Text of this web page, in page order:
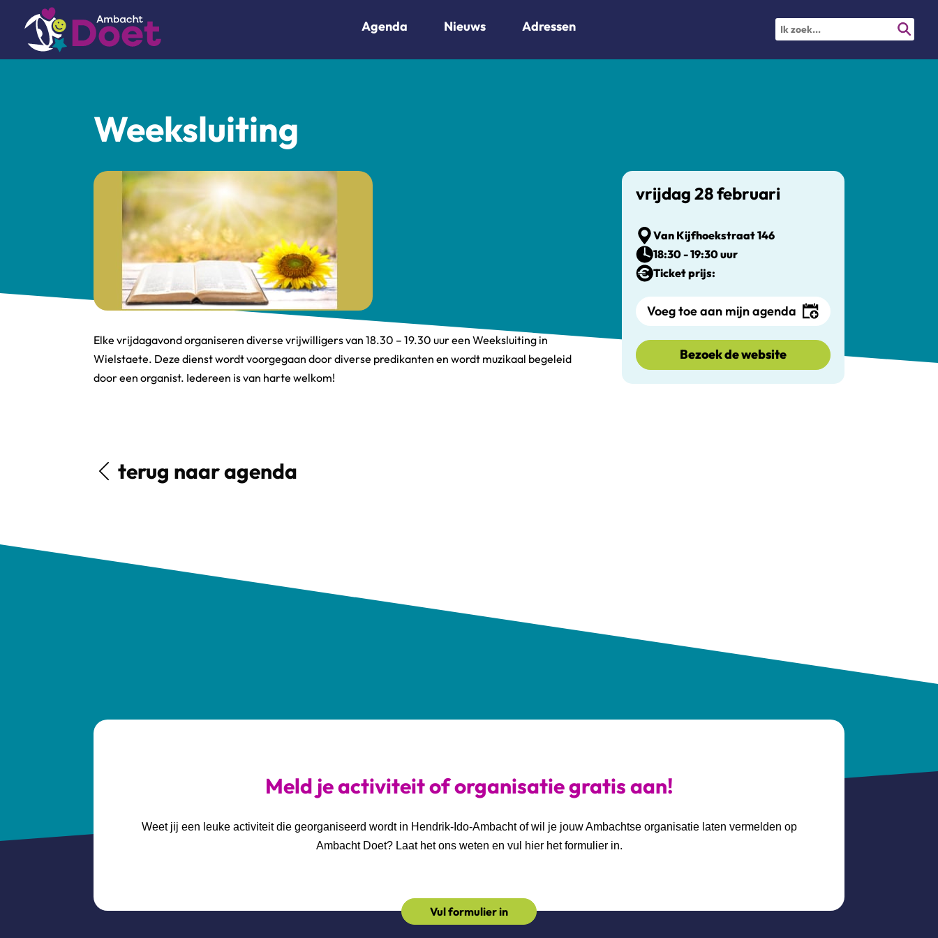
Agenda Nieuws Adressen
Weeksluiting
Elke vrijdagavond organiseren diverse vrijwilligers van 18.30 – 19.30 uur een Weeksluiting in
Wielstaete. Deze dienst wordt voorgegaan door diverse predikanten en wordt muzikaal begeleid
door een organist. Iedereen is van harte welkom!
terug naar agenda
vrijdag 28 februari
Van Kijfhoekstraat 146
18:30 - 19:30 uur
Ticket prijs:
Voeg toe aan mijn agenda
Bezoek de website
Meld je activiteit of organisatie gratis aan!
Weet jij een leuke activiteit die georganiseerd wordt in Hendrik-Ido-Ambacht of wil je jouw Ambachtse organisatie laten vermelden op
Ambacht Doet? Laat het ons weten en vul hier het formulier in.
Vul formulier in